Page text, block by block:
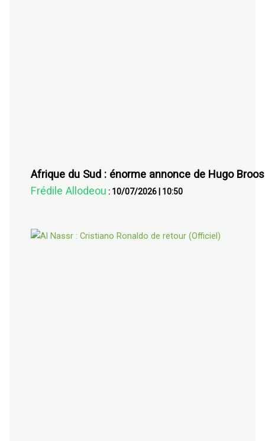
Afrique du Sud : énorme annonce de Hugo
Frédile Allodeou : 10/07/2026 10:50